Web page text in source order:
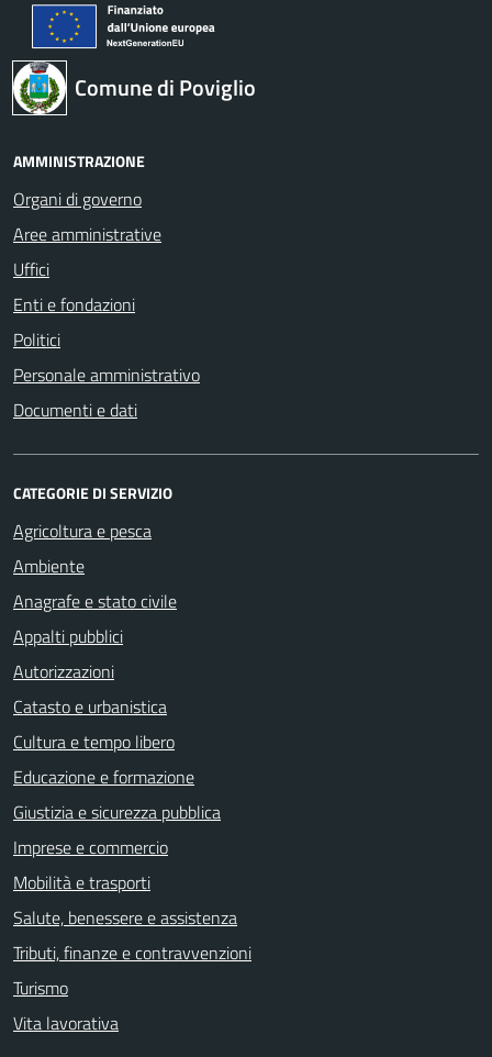
Comune di Poviglio
AMMINISTRAZIONE
Organi di governo
Aree amministrative
Uffici
Enti e fondazioni
Politici
Personale amministrativo
Documenti e dati
CATEGORIE DI SERVIZIO
Agricoltura e pesca
Ambiente
Anagrafe e stato civile
Appalti pubblici
Autorizzazioni
Catasto e urbanistica
Cultura e tempo libero
Educazione e formazione
Giustizia e sicurezza pubblica
Imprese e commercio
Mobilità e trasporti
Salute, benessere e assistenza
Tributi, finanze e contravvenzioni
Turismo
Vita lavorativa